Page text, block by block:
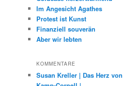
Im Angesicht Agathes
Protest ist Kunst
Finanziell souverän
Aber wir lebten
KOMMENTARE
Susan Kreller | Das Herz von